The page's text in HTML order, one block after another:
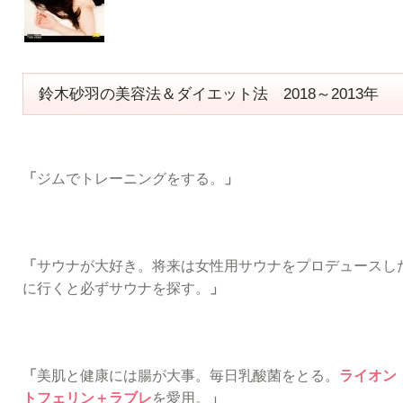
鈴木砂羽の美容法＆ダイエット法 2018～2013年
「 ジムでトレーニングをする。 」
「 サウナが大好き。将来は女性用サウナをプロデュース
に行くと必ずサウナを探す。
」
「 美肌と健康には腸が大事。毎日乳酸菌をとる。 ライオ
トフェリン＋ラブレを愛用。 」